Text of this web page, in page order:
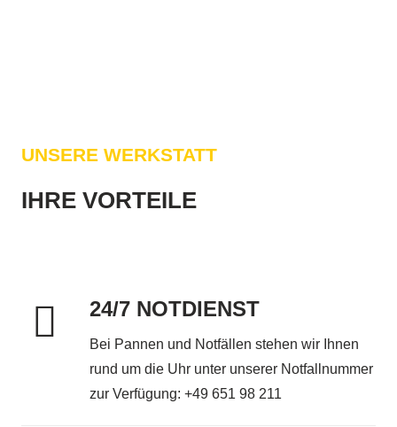
UNSERE WERKSTATT
IHRE VORTEILE
24/7 NOTDIENST
Bei Pannen und Notfällen stehen wir Ihnen
rund um die Uhr unter unserer Notfallnummer
zur Verfügung: +49 651 98 211